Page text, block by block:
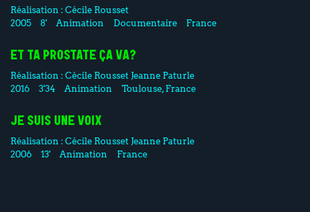
Réalisation :Cécile Rousset
2005
8' Animation Documentaire France
ET TA PROSTATE ÇA VA?
Réalisation :Cécile Rousset Jeanne Paturle
2016
3'34 Animation Toulouse, France
JE SUIS UNE VOIX
Réalisation :Cécile Rousset Jeanne Paturle
2006
13' Animation France